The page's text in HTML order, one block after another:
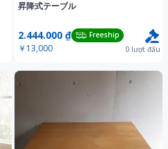
昇降式テーブル
2.444.000 ₫ Freeship
￥13,000 0 lượt đấu